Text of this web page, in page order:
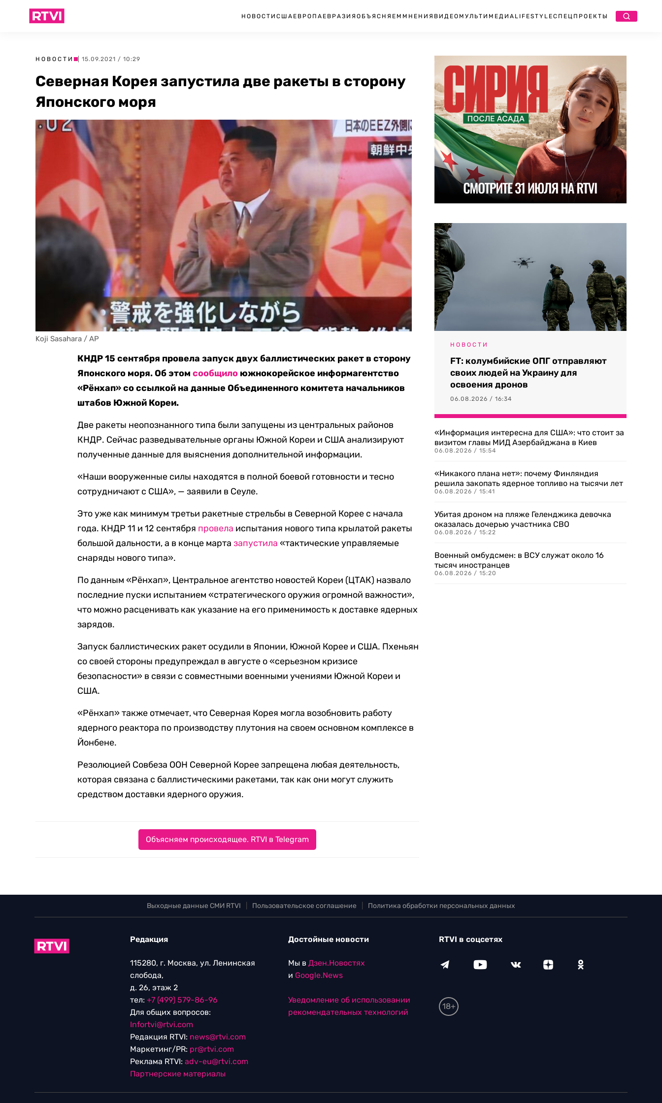
НОВОСТИ США ЕВРОПА ЕВРАЗИЯ ОБЪЯСНЯЕМ МНЕНИЯ ВИДЕО МУЛЬТИМЕДИА LIFESTYLEСПЕЦПРОЕКТЫ
НОВОСТИ | 15.09.2021 / 10:29
Северная Корея запустила две ракеты в сторону
Японского моря
Koji Sasahara / AP
КНДР 15 сентября провела запуск двух баллистических ракет в сторону
Японского моря. Об этомсообщило южнокорейское информагентство
«Рёнхап» со ссылкой на данные Объединенного комитета начальников
штабов Южной Кореи.
Две ракеты неопознанного типа были запущены из центральных районов
КНДР. Сейчас разведывательные органы Южной Кореи и США анализируют
полученные данные для выяснения дополнительной информации.
«Наши вооруженные силы находятся в полной боевой готовности и тесно
сотрудничают с США», — заявили в Сеуле.
Это уже как минимум третьи ракетные стрельбы в Северной Корее с начала
года. КНДР 11 и 12 сентября провела испытания нового типа крылатой ракеты
большой дальности, а в конце мартазапустила «тактические управляемые
снаряды нового типа».
По данным «Рёнхап», Центральное агентство новостей Кореи (ЦТАК) назвало
последние пуски испытанием «стратегического оружия огромной важности»,
что можно расценивать как указание на его применимость к доставке ядерных
зарядов.
Запуск баллистических ракет осудили в Японии, Южной Корее и США. Пхеньян
со своей стороны предупреждал в августе о «серьезном кризисе
безопасности» в связи с совместными военными учениями Южной Кореи и
США.
«Рёнхап» также отмечает, что Северная Корея могла возобновить работу
ядерного реактора по производству плутония на своем основном комплексе в
Йонбене.
Резолюцией Совбеза ООН Северной Корее запрещена любая деятельность,
которая связана с баллистическими ракетами, так как они могут служить
средством доставки ядерного оружия.
Объясняем происходящее. RTVI в Telegram
НОВОСТИ
FT: колумбийские ОПГ отправляют
своих людей на Украину для
освоения дронов
06.08.2026 / 16:34
«Информация интересна для США»: что стоит за
визитом главы МИД Азербайджана в Киев
06.08.2026 / 15:54
«Никакого плана нет»: почему Финляндия
решила закопать ядерное топливо на тысячи лет
06.08.2026 / 15:41
Убитая дроном на пляже Геленджика девочка
оказалась дочерью участника СВО
06.08.2026 / 15:22
Военный омбудсмен: в ВСУ служат около 16
тысяч иностранцев
06.08.2026 / 15:20
Выходные данные СМИ RTVI Пользовательское соглашение Политика обработки персональных данных
Редакция
115280, г. Москва, ул. Ленинская
слобода,
д. 26, этаж 2
тел: +7 (499) 579-86-96
Для общих вопросов:
Infortvi@rtvi.com
Редакция RTVI: news@rtvi.com
Маркетинг/PR: pr@rtvi.com
Реклама RTVI: adv-eu@rtvi.com
Партнерские материалы
Достойные новости
Мы в Дзен.Новостях
и Google.News
Уведомление об использовании
рекомендательных технологий
RTVI в соцсетях
18+